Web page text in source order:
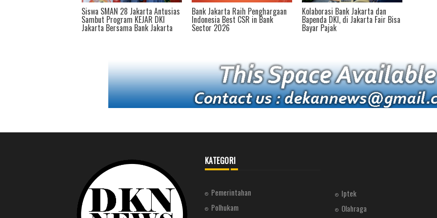
Bank Jakarta Raih Penghargaan
Indonesia Best CSR in Bank
Sector 2026
Kolaborasi Bank Jakarta dan
Bapenda DKI, di Jakarta Fair Bisa
Bayar Pajak
Dukung Deklarasi STBM, Bank
Jakarta Berikan 1 Unit MCK
Komunal di Tomang Jakarta
Barat
KATEGORI
Pemerintahan
Polhukam
Iptek
Olahraga